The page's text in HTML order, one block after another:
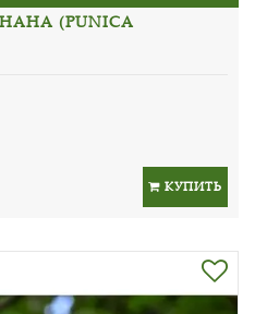
(PUNICA
КУПИТЬ